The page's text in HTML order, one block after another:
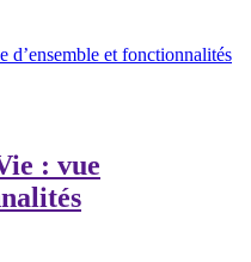
et fonctionnalités
: vue